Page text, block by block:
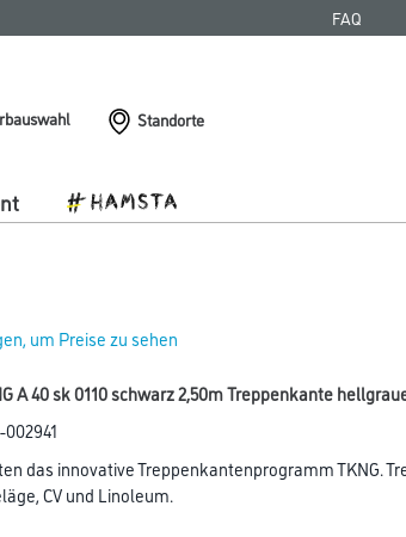
FAQ
Standorte
um Preise zu sehen
A 40 sk 0110 schwarz 2,50m Treppenkante
das innovative Treppenkantenprogramm TKNG.
CV und Linoleum.